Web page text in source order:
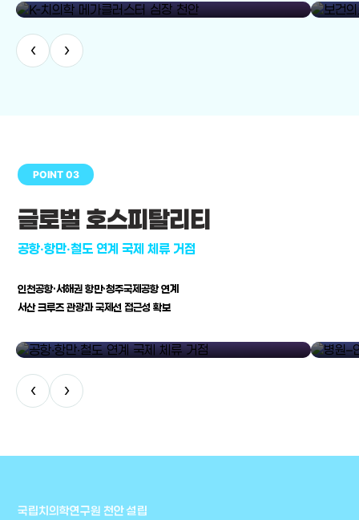
‹ ›
POINT 03
글로벌 호스피탈리티
공항·항만·철도 연계 국제 체류 거점
인천공항·서해권 항만·청주국제공항 연계
서산 크루즈 관광과 국제선 접근성 확보
‹ ›
국립치의학연구원 천안 설립